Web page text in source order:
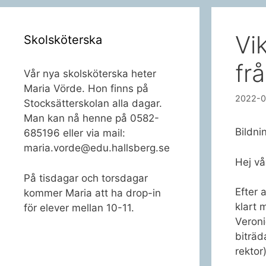
2022-
Hej
Efter
klart
Skolsköterska
Vår nya skolsköterska heter
Maria Vörde. Hon finns på
Stocksätterskolan alla dagar.
Man kan nå henne på 0582-
685196 eller via mail:
maria.vorde@edu.hallsberg.se
På tisdagar och torsdagar
kommer Maria att ha drop-in
för elever mellan 10-11.